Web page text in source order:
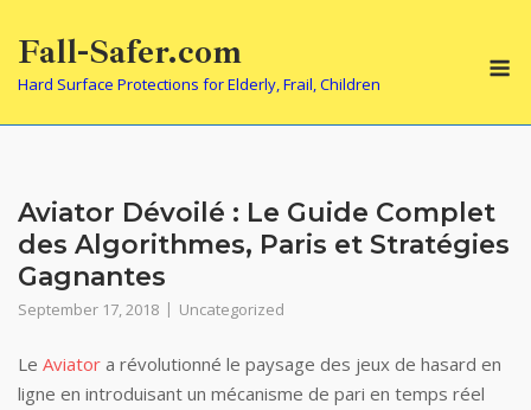
content
Fall-Safer.com
Hard Surface Protections for Elderly, Frail, Children
Aviator Dévoilé : Le Guide Complet
des Algorithmes, Paris et Stratégies
Gagnantes
September 17, 2018 Uncategorized
Le Aviator a révolutionné le paysage des jeux de hasard en
ligne en introduisant un mécanisme de pari en temps réel